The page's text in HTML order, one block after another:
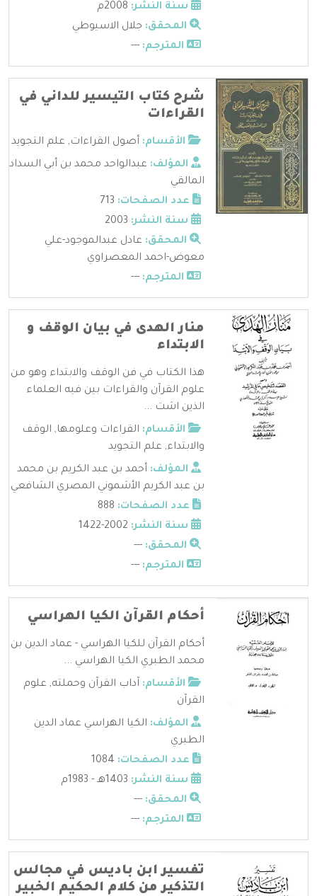
سنة النشر:
المحقق: جلال الاسيوطي
المترجم: ---
شرح كتاب التيسير للداني في
القراءات
الأقسام: أصول القراءات, علم التجويد
المؤلف: عبدالواحد محمد بن أبي السداد
المالقي
عدد الصفحات:
سنة النشر:
المحقق: عادل عبدالموجود-علي
معوض-احمد المعصراوي
المترجم: ---
منار الهدى في بيان الوقف و
الابتداء
هذا الكتاب في فن الوقف والابتداء وهو من
علوم القرآن والقراءات بين فيه العلماء
الذين اشت ...
الأقسام: القراءات وعلومها, الوقف
والابتداء, علم التجويد
المؤلف: أحمد بن عبد الكريم بن محمد
بن عبد الكريم الأشموني المصري الشافعي
عدد الصفحات:
سنة النشر:
المحقق: ---
المترجم: ---
أحكام القرآن الكيا الهراسي
أحكام القرآن للكيا الهراسي - عماد الدين بن
محمد الطبري الكيا الهراسي ...
الأقسام: آداب القرآن وحملته, علوم
القرآن
المؤلف: الكيا الهراسي عماد الدين
الطبري
عدد الصفحات:
سنة النشر:
المحقق: ---
المترجم: ---
تفسير ابن باديس في مجالس
التذكير من كلام الحكيم الخبير